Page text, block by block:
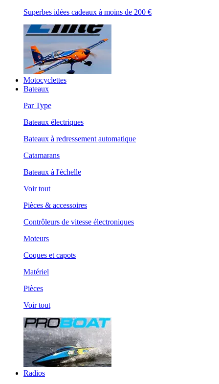
Superbes idées cadeaux à moins de 200 €
Motocyclettes
Bateaux
Par Type
Bateaux électriques
Bateaux à redressement automatique
Catamarans
Bateaux à l'échelle
Voir tout
Pièces & accessoires
Contrôleurs de vitesse électroniques
Moteurs
Coques et capots
Matériel
Pièces
Voir tout
Radios